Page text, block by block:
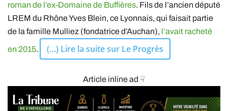
roman de l’ex-Domaine de Buffières. Fils de l’ancien député
LREM du Rhône Yves Blein, ce Lyonnais, qui faisait partie
de la famille Mulliez (fondatrice d’Auchan), l’avait racheté
en 2015. (…) Lire la suite sur Le Progrès
Article inline ad ☟